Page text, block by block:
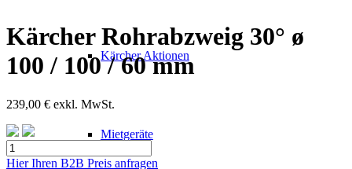
Kärcher Aktionen
Mietgeräte
Kärcher Rohrabzweig 30° ø
100 / 100 / 60 mm
239,00 € exkl. MwSt.
Kärcher
Rohrabzweig
Hier Ihren B2B Preis anfragen